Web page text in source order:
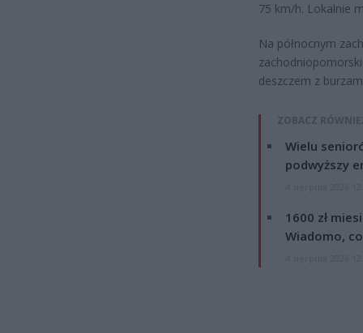
75 km/h. Lokalnie
Na północnym
deszczem z
ZOBACZ
Wielu
podwyższy
1600 zł
Wiadomo,